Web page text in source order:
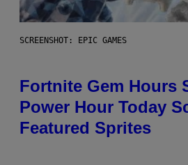
SCREENSHOT: EPIC GAMES
Fortnite Gem Hours
Power Hour Today
Featured Sprites